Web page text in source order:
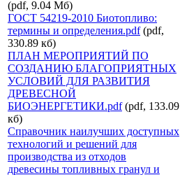
(pdf, 9.04 Мб)
ГОСТ 54219-2010 Биотопливо:
термины и определения.pdf(pdf,
330.89 кб)
ПЛАН МЕРОПРИЯТИЙ ПО
СОЗДАНИЮ БЛАГОПРИЯТНЫХ
УСЛОВИЙ ДЛЯ РАЗВИТИЯ
ДРЕВЕСНОЙ
БИОЭНЕРГЕТИКИ.pdf(pdf, 133.09
кб)
Справочник наилучших доступных
технологий и решений для
производства из отходов
древесины топливных гранул и